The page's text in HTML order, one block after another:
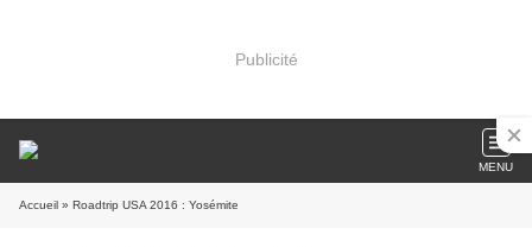
Publicité
MENU
Accueil » Roadtrip USA 2016 : Yosémite